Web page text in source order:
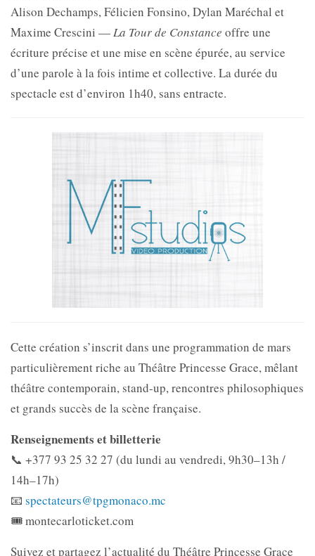
Alison Dechamps, Félicien Fonsino, Dylan Maréchal et
Maxime Crescini — La Tour de Constance offre une
écriture précise et une mise en scène épurée, au service
d’une parole à la fois intime et collective. La durée du
spectacle est d’environ 1h40, sans entracte.
Cette création s’inscrit dans une programmation de mars
particulièrement riche au Théâtre Princesse Grace, mêlant
théâtre contemporain, stand-up, rencontres philosophiques
et grands succès de la scène française.
Renseignements et billetterie
📞 +377 93 25 32 27 (du lundi au vendredi, 9h30–13h /
14h–17h)
📧 spectateurs@tpgmonaco.mc
🎟️ montecarloticket.com
Suivez et partagez l’actualité du Théâtre Princesse Grace